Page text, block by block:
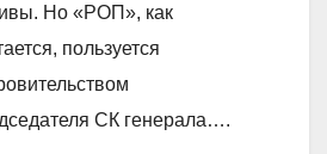
Но «РОП», как
пользуется
СК генерала….